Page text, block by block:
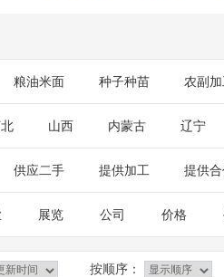
粮油米面 种子种苗 农副
山西 内蒙古 辽宁
供应二手 提供加工 提供
展览 公司 价格
按顺序：